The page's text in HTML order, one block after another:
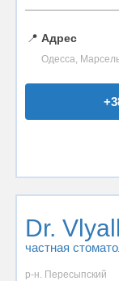
📍 Адрес
Одесса,
Dr.
частная
р-н. Пересыпский